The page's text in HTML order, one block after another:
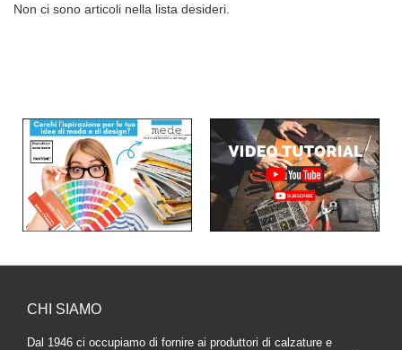
Non ci sono articoli nella lista desideri.
CHI SIAMO
Dal 1946 ci occupiamo di fornire ai produttori di calzature e